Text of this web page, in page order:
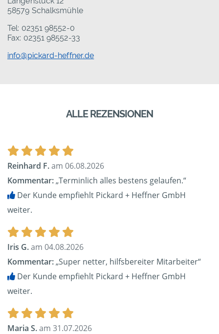
58579 Schalksmühle
Tel: 02351 98552-0
Fax: 02351 98552-33
info@pickard-heffner.de
ALLE REZENSIONEN
Reinhard F.am 06.08.2026
Kommentar:„Terminlich alles bestens gelaufen.“
Der Kunde empfiehlt Pickard + Heffner GmbH
weiter.
Iris G.am 04.08.2026
Kommentar:„Super netter, hilfsbereiter Mitarbeiter“
Der Kunde empfiehlt Pickard + Heffner GmbH
weiter.
Maria S.am 31.07.2026